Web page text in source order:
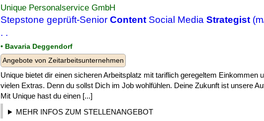
Unique Personalservice GmbH
Stepstone geprüft-Senior Content Social Media Strategist
. .
• Bavaria Deggendorf
Angebote von Zeitarbeitsunternehmen
Unique bietet dir einen sicheren Arbeitsplatz mit tariflich geregeltem Einkommen
vielen Extras. Denn du sollst Dich im Job wohlfühlen. Deine Zukunft ist unsere
Mit Unique hast du einen [...]
MEHR INFOS ZUM STELLENANGEBOT